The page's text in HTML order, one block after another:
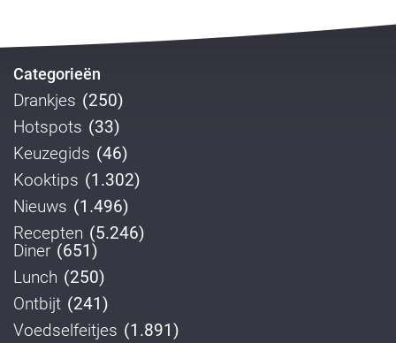
Categorieën
Drankjes (250)
Hotspots (33)
Keuzegids (46)
Kooktips (1.302)
Nieuws (1.496)
Recepten (5.246)
Diner (651)
Lunch (250)
Ontbijt (241)
Voedselfeitjes (1.891)